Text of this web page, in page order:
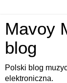
Mavoy
blog
Polski blog
elektroniczna.